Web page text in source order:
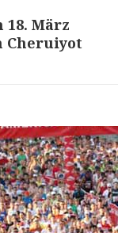
März
Cheruiyot